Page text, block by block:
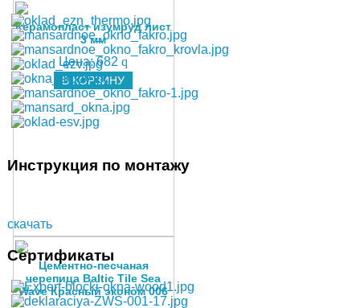
Керамопласт изумруд лист
3 мм
Цена:682 q
В КОРЗИНУ
Цементно-песчаная
черепица Baltic Tile Sea
Wave Красный эконом 006
Инструкция по монтажу
скачать
Сертификаты